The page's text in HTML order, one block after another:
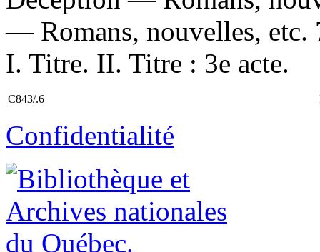
— Romans, nouvelles, etc.
I. Titre. II. Titre : 3e acte.
C843/.6
Confidentialité